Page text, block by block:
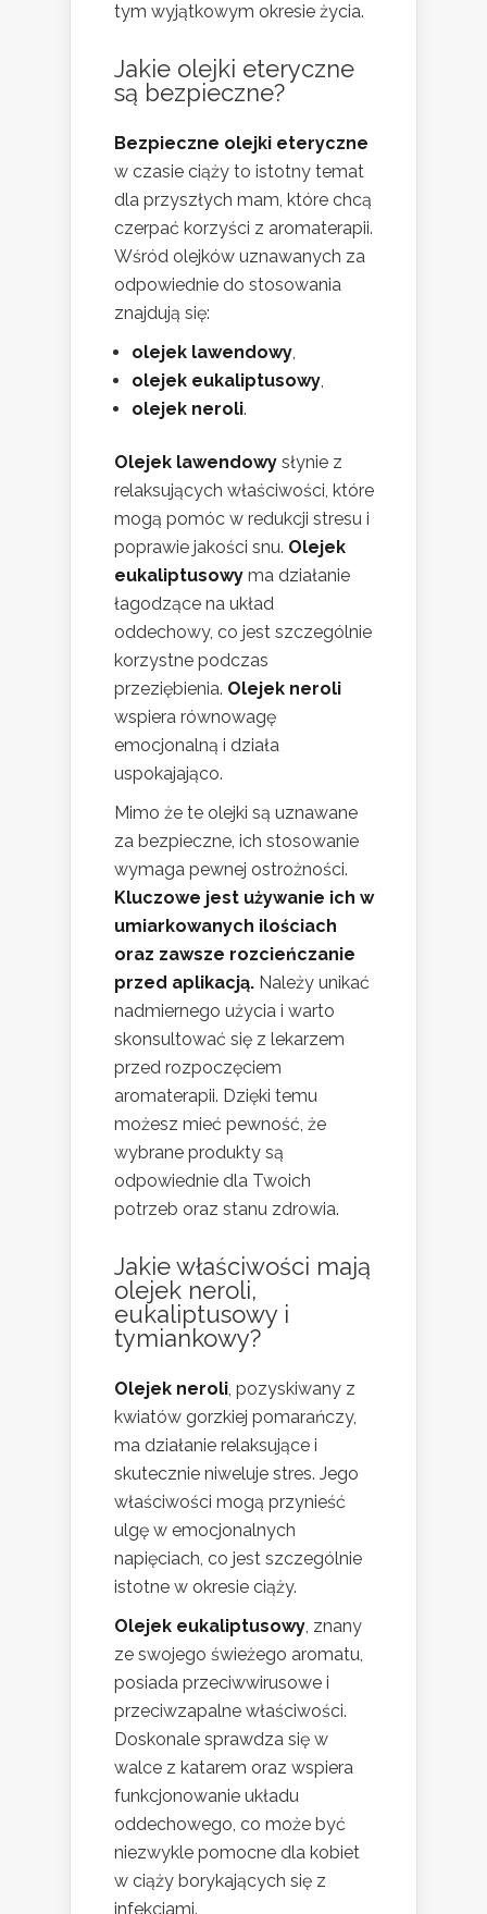
tym wyjątkowym okresie życia.
Jakie olejki eteryczne
są bezpieczne?
Bezpieczne olejki eteryczne
w czasie ciąży to istotny temat
dla przyszłych mam, które chcą
czerpać korzyści z aromaterapii.
Wśród olejków uznawanych za
odpowiednie do stosowania
znajdują się:
olejek lawendowy,
olejek eukaliptusowy,
olejek neroli.
Olejek lawendowy słynie z
relaksujących właściwości, które
mogą pomóc w redukcji stresu i
poprawie jakości snu. Olejek
eukaliptusowy ma działanie
łagodzące na układ
oddechowy, co jest szczególnie
korzystne podczas
przeziębienia. Olejek neroli
wspiera równowagę
emocjonalną i działa
uspokajająco.
Mimo że te olejki są uznawane
za bezpieczne, ich stosowanie
wymaga pewnej ostrożności.
Kluczowe jest używanie ich w
umiarkowanych ilościach
oraz zawsze rozcieńczanie
przed aplikacją. Należy unikać
nadmiernego użycia i warto
skonsultować się z lekarzem
przed rozpoczęciem
aromaterapii. Dzięki temu
możesz mieć pewność, że
wybrane produkty są
odpowiednie dla Twoich
potrzeb oraz stanu zdrowia.
Jakie właściwości mają
olejek neroli,
eukaliptusowy i
tymiankowy?
Olejek neroli, pozyskiwany z
kwiatów gorzkiej pomarańczy,
ma działanie relaksujące i
skutecznie niweluje stres. Jego
właściwości mogą przynieść
ulgę w emocjonalnych
napięciach, co jest szczególnie
istotne w okresie ciąży.
Olejek eukaliptusowy, znany
ze swojego świeżego aromatu,
posiada przeciwwirusowe i
przeciwzapalne właściwości.
Doskonale sprawdza się w
walce z katarem oraz wspiera
funkcjonowanie układu
oddechowego, co może być
niezwykle pomocne dla kobiet
w ciąży borykających się z
infekcjami.